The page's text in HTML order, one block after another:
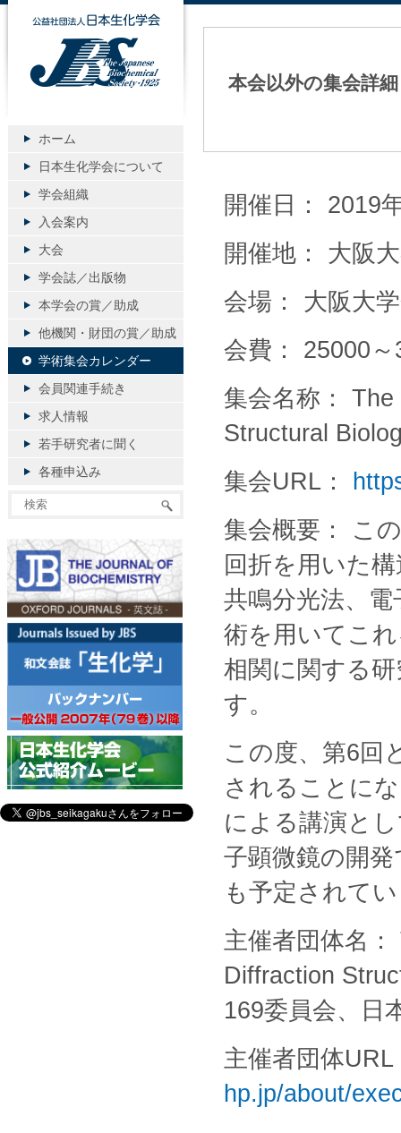
本会以外の集会詳細
開催日： 2019
開催地： 大阪
会場： 大阪大
会費： 25000～
集会名称：
Structural
集会URL：
集会概要： こ
回折を用いた
共鳴分光法、
術を用いてこ
相関に関する
す。
この度、第6回
されることに
による講演と
子顕微鏡の開
も予定されて
主催者団体名
Diffraction
169委員会、日
主催者団体
hp.jp/about/
公益社団法人日本生化学会
ホーム
日本生化学会について
学会組織
入会案内
大会
学会誌／出版物
本学会の賞／助成
他機関・財団の賞／助成
学術集会カレンダー
会員関連手続き
求人情報
若手研究者に聞く
各種申込み